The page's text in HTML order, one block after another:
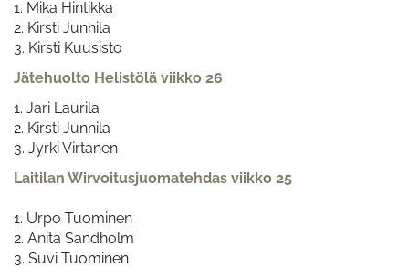
1. Mika Hintikka
2. Kirsti Junnila
3. Kirsti Kuusisto​​​​​​​
Jätehuolto Helistölä viikko 26
1. Jari Laurila
2. Kirsti Junnila
3. Jyrki Virtanen
Laitilan Wirvoitusjuomatehdas viikko 25
1. Urpo Tuominen
2. Anita Sandholm
3. Suvi Tuominen